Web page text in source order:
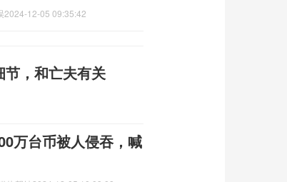
2024-12-05 09:35:42
，和亡夫有关
万台币被人侵吞，喊